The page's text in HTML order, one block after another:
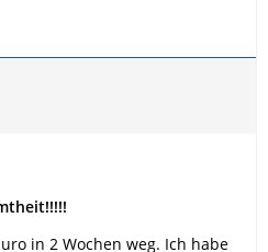
in 2 Wochen weg. Ich habe